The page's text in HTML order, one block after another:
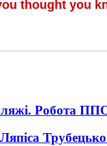
Робота ППО